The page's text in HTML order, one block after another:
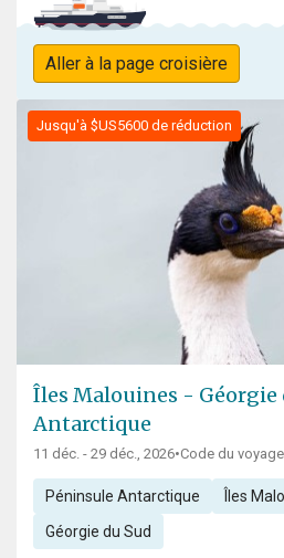
Aller à la page croisière
Jusqu'à $US5600 de réduction
Îles Malouines - Géorgie
Antarctique
11 déc. - 29 déc., 2026•Code du
Péninsule Antarctique Îles
Géorgie du Sud